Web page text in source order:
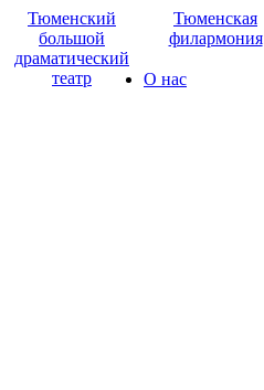
Тюменский
большой
драматический
театр
Тюменская
филармония
О нас